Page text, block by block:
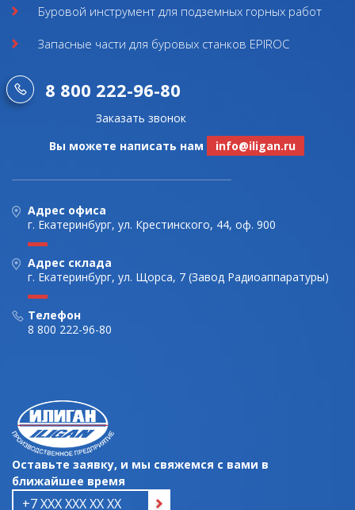
Буровой инструмент для подземных горных работ
Запасные части для буровых станков EPIROC
8 800 222-96-80
Заказать звонок
Вы можете написать нам
info@iligan.ru
Адрес офиса
г. Екатеринбург, ул. Крестинского, 44, оф. 900
Адрес склада
г. Екатеринбург, ул. Щорса, 7 (Завод Радиоаппаратуры)
Телефон
8 800 222-96-80
Оставьте заявку, и мы свяжемся с вами в
ближайшее время